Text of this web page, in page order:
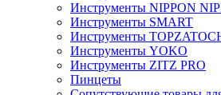
Инструменты NIPPON
Инструменты SMART
Инструменты
Инструменты YOKO
Инструменты ZITZ PRO
Пинцеты